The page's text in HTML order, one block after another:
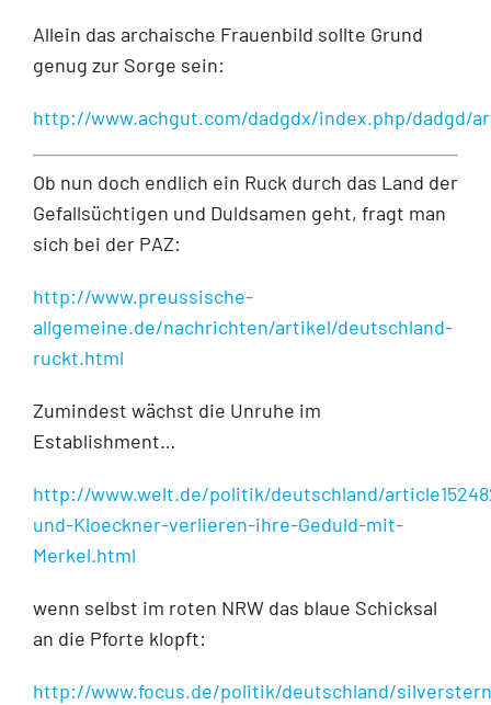
Allein das archaische Frauenbild sollte Grund
genug zur Sorge sein:
http://www.achgut.com/dadgdx/index.php/dadgd/
Ob nun doch endlich ein Ruck durch das Land der
Gefallsüchtigen und Duldsamen geht, fragt man
sich bei der PAZ:
http://www.preussische-
allgemeine.de/nachrichten/artikel/deutschland-
ruckt.html
Zumindest wächst die Unruhe im
Establishment…
http://www.welt.de/politik/deutschland/
und-Kloeckner-verlieren-ihre-Geduld-mit-
Merkel.html
wenn selbst im roten NRW das blaue Schicksal
an die Pforte klopft:
http://www.focus.de/politik/deutschland/